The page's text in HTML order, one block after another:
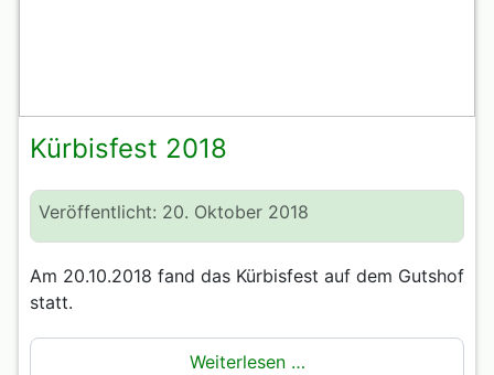
Kürbisfest 2018
Veröffentlicht: 20. Oktober 2018
Am 20.10.2018 fand das Kürbisfest auf dem Gutshof
statt.
Weiterlesen …